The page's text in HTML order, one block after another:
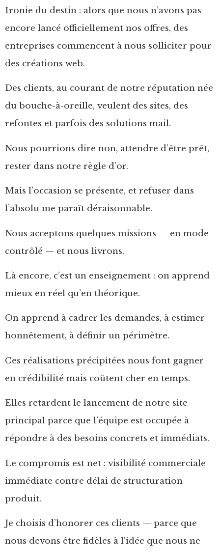
Ironie du destin : alors que nous n’avons pas
encore lancé officiellement nos offres, des
entreprises commencent à nous solliciter pour
des créations web.
Des clients, au courant de notre réputation née
du bouche-à-oreille, veulent des sites, des
refontes et parfois des solutions mail.
Nous pourrions dire non, attendre d’être prêt,
rester dans notre règle d’or.
Mais l’occasion se présente, et refuser dans
l’absolu me paraît déraisonnable.
Nous acceptons quelques missions — en mode
contrôlé — et nous livrons.
Là encore, c’est un enseignement : on apprend
mieux en réel qu’en théorique.
On apprend à cadrer les demandes, à estimer
honnêtement, à définir un périmètre.
Ces réalisations précipitées nous font gagner
en crédibilité mais coûtent cher en temps.
Elles retardent le lancement de notre site
principal parce que l’équipe est occupée à
répondre à des besoins concrets et immédiats.
Le compromis est net : visibilité commerciale
immédiate contre délai de structuration
produit.
Je choisis d’honorer ces clients — parce que
nous devons être fidèles à l’idée que nous ne